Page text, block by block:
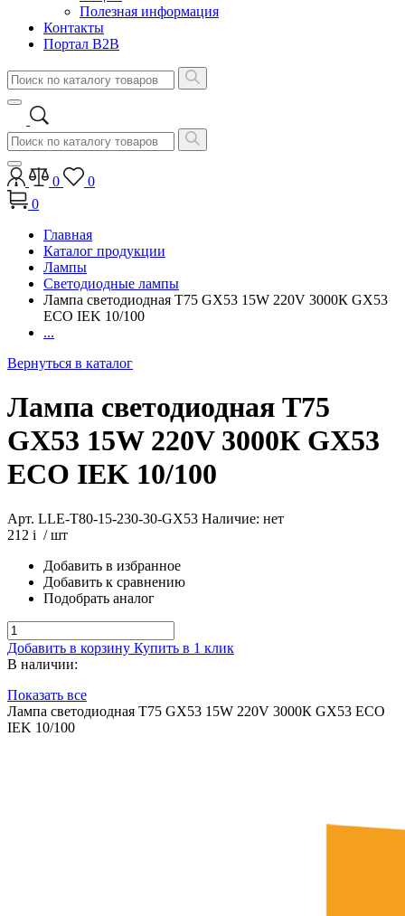
Полезная информация
Контакты
Портал B2B
0
0
0
Главная
Каталог продукции
Лампы
Светодиодные лампы
Лампа светодиодная T75 GX53 15W 220V 3000К GX53
ECO IEK 10/100
...
Вернуться в каталог
Лампа светодиодная T75
GX53 15W 220V 3000К GX53
ECO IEK 10/100
Арт. LLE-T80-15-230-30-GX53 Наличие: нет
212 i / шт
Добавить в избранное
Добавить к сравнению
Подобрать аналог
Добавить в корзину Купить в 1 клик
В наличии:
Показать все
Лампа светодиодная T75 GX53 15W 220V 3000К GX53 ECO
IEK 10/100